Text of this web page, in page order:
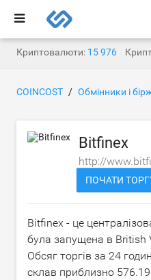
Криптовалюти: 15 976
COINCOST Обмінники і
Bitfinex
http://
ПОЧАТИ
Bitfinex - це
була запущена в British
Обсяг торгів за 24
склав приблизно